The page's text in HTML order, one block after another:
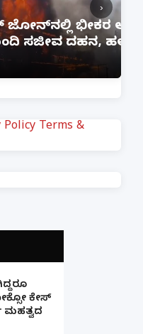
ಭೀಕರ ಅಗ್ನಿ
ದಹನ, ಹಲವರಿಗೆ
›
Policy Terms &
ಕೇಸ್
ಮಹತ್ವದ